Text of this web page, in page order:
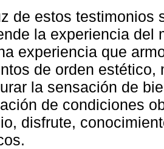
de estos testimonios
la experiencia del
experiencia que
de orden
la sensación de
de condiciones
disfrute,